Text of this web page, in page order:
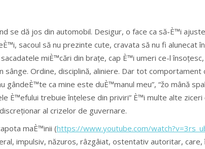
se dă jos din automobil. Desigur, o face ca să-È™i
sacoul să nu prezinte cute, cravata să nu fi alunecat
miÈ™cări din brațe, cap È™i umeri ce-l însoțesc,
Ordine, disciplină, aliniere. Dar tot comportament
gândeÈ™te ca mine este duÈ™manul meu”, “žo mână
È™efului trebuie înțelese din priviri” È™i multe alte
al crizelor de guvernare.
maÈ™inii (https://www.youtube.com/
impulsiv, năzuros, râzgâiat, ostentativ autoritar, care,